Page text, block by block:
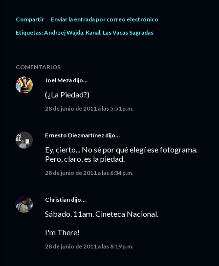
Compartir
Enviar la entrada por correo electrónico
Etiquetas:Andrzej Wajda Kanal Las Vacas Sagradas
COMENTARIOS
Joel Meza dijo…
(¿La Piedad?)
28 de junio de 2011 a las 5:51 p.m.
Ernesto Diezmartínez dijo…
Ey, cierto... No sé por qué elegí ese fotograma.
Pero, claro, es la piedad.
28 de junio de 2011 a las 6:34 p.m.
Christian dijo…
Sábado. 11am. Cineteca Nacional.
I'm There!
28 de junio de 2011 a las 8:19 p.m.